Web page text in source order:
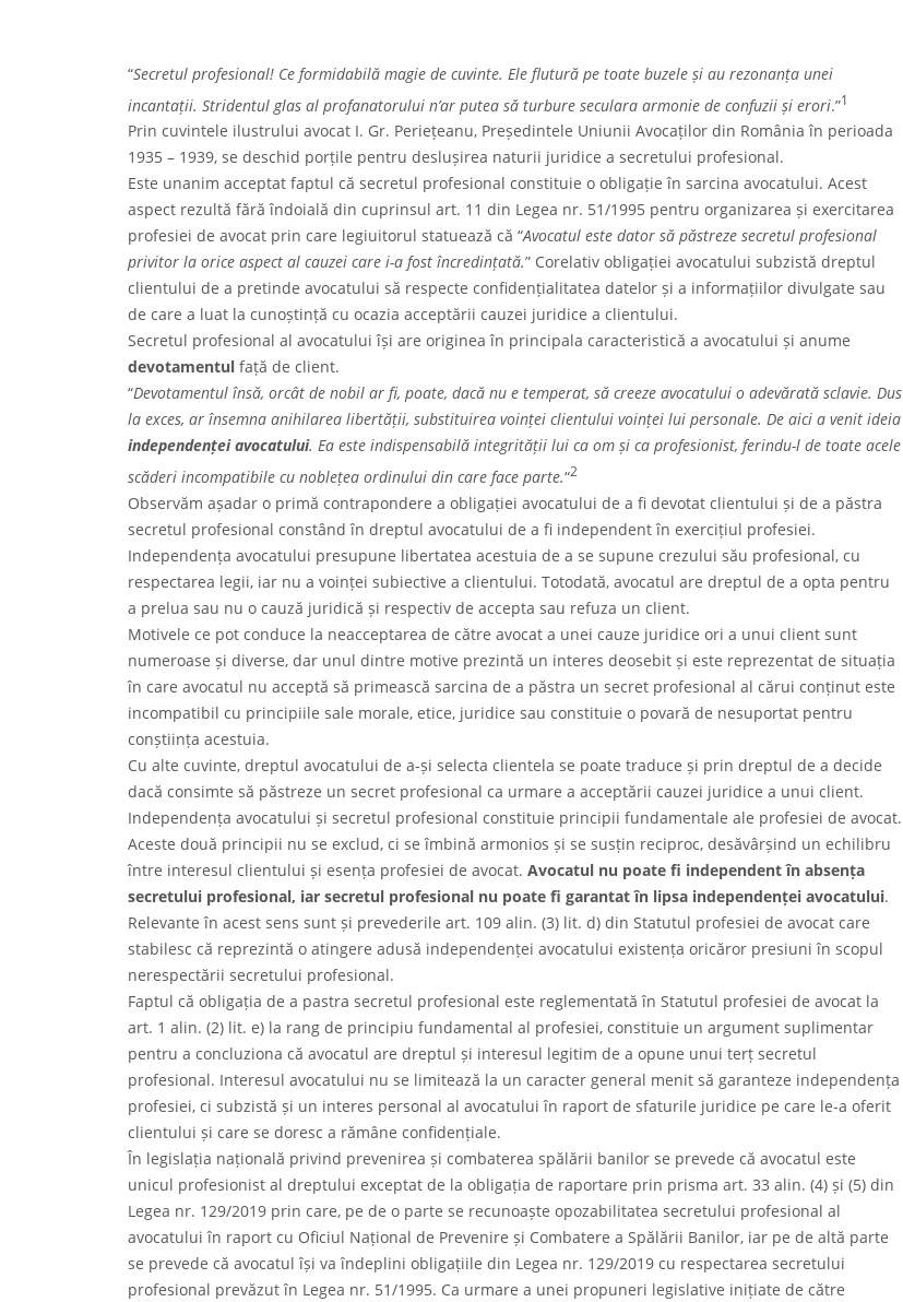
“Secretul profesional! Ce formidabilă magie de cuvinte. Ele flutură pe toate buzele și au rezonanța unei
incantații. Stridentul glas al profanatorului n’ar putea să turbure seculara armonie de confuzii și erori.”1
Prin cuvintele ilustrului avocat I. Gr. Periețeanu, Președintele Uniunii Avocaților din România în perioada
1935 – 1939, se deschid porțile pentru deslușirea naturii juridice a secretului profesional.
Este unanim acceptat faptul că secretul profesional constituie o obligație în sarcina avocatului. Acest
aspect rezultă fără îndoială din cuprinsul art. 11 din Legea nr. 51/1995 pentru organizarea și exercitarea
profesiei de avocat prin care legiuitorul statuează că “Avocatul este dator să păstreze secretul profesional
privitor la orice aspect al cauzei care i-a fost încredințată.” Corelativ obligației avocatului subzistă dreptul
clientului de a pretinde avocatului să respecte confidențialitatea datelor și a informațiilor divulgate sau
de care a luat la cunoștință cu ocazia acceptării cauzei juridice a clientului.
Secretul profesional al avocatului își are originea în principala caracteristică a avocatului și anume
devotamentul față de client.
“Devotamentul însă, orcât de nobil ar fi, poate, dacă nu e temperat, să creeze avocatului o adevărată sclavie. Dus
la exces, ar însemna anihilarea libertății, substituirea voinței clientului voinței lui personale. De aici a venit ideia
independenței avocatului. Ea este indispensabilă integrității lui ca om și ca profesionist, ferindu-l de toate acele
scăderi incompatibile cu noblețea ordinului din care face parte.“2
Observăm așadar o primă contrapondere a obligației avocatului de a fi devotat clientului și de a păstra
secretul profesional constând în dreptul avocatului de a fi independent în exercițiul profesiei.
Independența avocatului presupune libertatea acestuia de a se supune crezului său profesional, cu
respectarea legii, iar nu a voinței subiective a clientului. Totodată, avocatul are dreptul de a opta pentru
a prelua sau nu o cauză juridică și respectiv de accepta sau refuza un client.
Motivele ce pot conduce la neacceptarea de către avocat a unei cauze juridice ori a unui client sunt
numeroase și diverse, dar unul dintre motive prezintă un interes deosebit și este reprezentat de situația
în care avocatul nu acceptă să primească sarcina de a păstra un secret profesional al cărui conținut este
incompatibil cu principiile sale morale, etice, juridice sau constituie o povară de nesuportat pentru
conștiința acestuia.
Cu alte cuvinte, dreptul avocatului de a-și selecta clientela se poate traduce și prin dreptul de a decide
dacă consimte să păstreze un secret profesional ca urmare a acceptării cauzei juridice a unui client.
Independența avocatului și secretul profesional constituie principii fundamentale ale profesiei de avocat.
Aceste două principii nu se exclud, ci se îmbină armonios și se susțin reciproc, desăvârșind un echilibru
între interesul clientului și esența profesiei de avocat. Avocatul nu poate fi independent în absența
secretului profesional, iar secretul profesional nu poate fi garantat în lipsa independenței avocatului.
Relevante în acest sens sunt și prevederile art. 109 alin. (3) lit. d) din Statutul profesiei de avocat care
stabilesc că reprezintă o atingere adusă independenței avocatului existența oricăror presiuni în scopul
nerespectării secretului profesional.
Faptul că obligația de a pastra secretul profesional este reglementată în Statutul profesiei de avocat la
art. 1 alin. (2) lit. e) la rang de principiu fundamental al profesiei, constituie un argument suplimentar
pentru a concluziona că avocatul are dreptul și interesul legitim de a opune unui terț secretul
profesional. Interesul avocatului nu se limitează la un caracter general menit să garanteze independența
profesiei, ci subzistă și un interes personal al avocatului în raport de sfaturile juridice pe care le-a oferit
clientului și care se doresc a rămâne confidențiale.
În legislația națională privind prevenirea și combaterea spălării banilor se prevede că avocatul este
unicul profesionist al dreptului exceptat de la obligația de raportare prin prisma art. 33 alin. (4) și (5) din
Legea nr. 129/2019 prin care, pe de o parte se recunoaște opozabilitatea secretului profesional al
avocatului în raport cu Oficiul Național de Prevenire și Combatere a Spălării Banilor, iar pe de altă parte
se prevede că avocatul își va îndeplini obligațiile din Legea nr. 129/2019 cu respectarea secretului
profesional prevăzut în Legea nr. 51/1995. Ca urmare a unei propuneri legislative inițiate de către